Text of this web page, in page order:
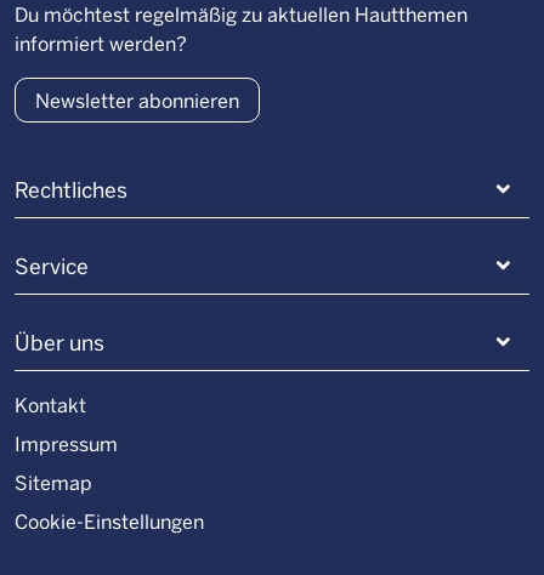
Rechtliches
Service
Über uns
Kontakt
Impressum
Sitemap
Cookie-Einstellungen
Du möchtest regelmäßig zu aktuellen Hautthemen
informiert werden?
Newsletter abonnieren